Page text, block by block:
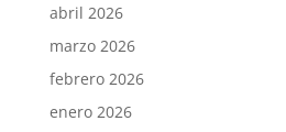
abril 2026
marzo 2026
febrero 2026
enero 2026